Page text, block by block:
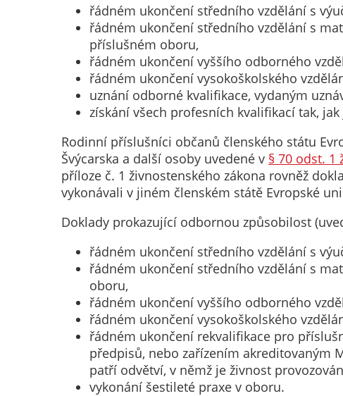
řádném ukončení středního vzdělání s
řádném ukončení středního vzdělání s
příslušném oboru,
řádném ukončení vyššího odborného
řádném ukončení vysokoškolského
uznání odborné kvalifikace, vydaným
získání všech profesních kvalifikací tak,
Rodinní příslušníci občanů členského státu
Švýcarska a další osoby uvedené v § 70 odst. 1
příloze č. 1 živnostenského zákona rovněž
vykonávali v jiném členském státě Evropské
Doklady prokazující odbornou způsobilost
řádném ukončení středního vzdělání s
řádném ukončení středního vzdělání s
oboru,
řádném ukončení vyššího odborného
řádném ukončení vysokoškolského
řádném ukončení rekvalifikace pro
předpisů, nebo zařízením akreditovaným
patří odvětví, v němž je živnost
vykonání šestileté praxe v oboru.